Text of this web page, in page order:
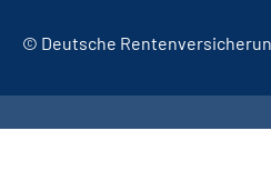
© Deutsche